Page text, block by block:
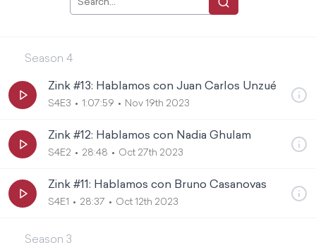
Season 4
Zink #13: Hablamos con Juan Carlos Unzué
S4E3 1:07:59 Nov 19th 2023
Zink #12: Hablamos con Nadia Ghulam
S4E2 28:48 Oct 27th 2023
Zink #11: Hablamos con Bruno Casanovas
S4E1 28:37 Oct 12th 2023
Season 3